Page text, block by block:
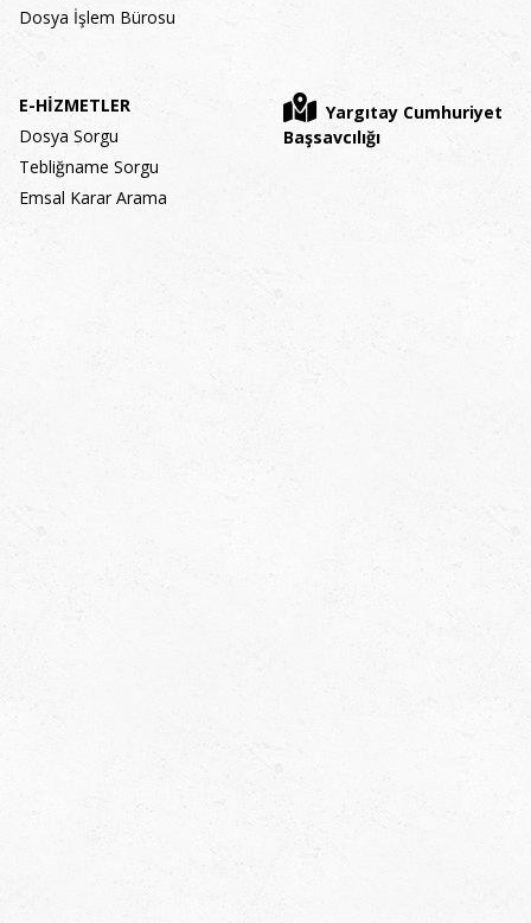
Dosya İşlem Bürosu
E-HİZMETLER
Dosya Sorgu
Tebliğname Sorgu
Emsal Karar Arama
Yargıtay Cumhuriyet
Başsavcılığı